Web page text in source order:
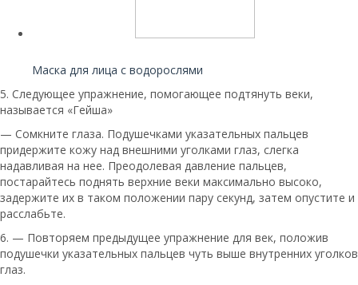
Маска для лица с водорослями
5. Следующее упражнение, помогающее подтянуть веки,
называется «Гейша»
— Сомкните глаза. Подушечками указательных пальцев
придержите кожу над внешними уголками глаз, слегка
надавливая на нее. Преодолевая давление пальцев,
постарайтесь поднять верхние веки максимально высоко,
задержите их в таком положении пару секунд, затем опустите и
расслабьте.
6. — Повторяем предыдущее упражнение для век, положив
подушечки указательных пальцев чуть выше внутренних уголков
глаз.